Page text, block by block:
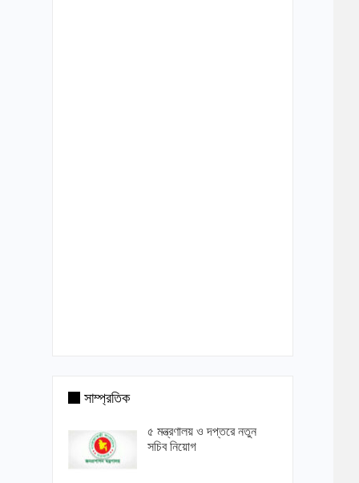
সাম্প্রতিক
৫ মন্ত্রণালয় ও দপ্তরে নতুন
সচিব নিয়োগ